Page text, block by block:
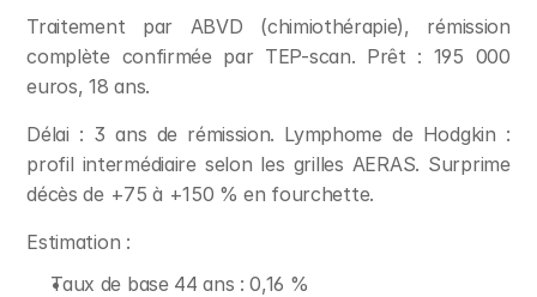
Traitement par ABVD (chimiothérapie), rémission
complète confirmée par TEP-scan. Prêt : 195 000
euros, 18 ans.
Délai : 3 ans de rémission. Lymphome de Hodgkin :
profil intermédiaire selon les grilles AERAS. Surprime
décès de +75 à +150 % en fourchette.
Estimation :
Taux de base 44 ans : 0,16 %